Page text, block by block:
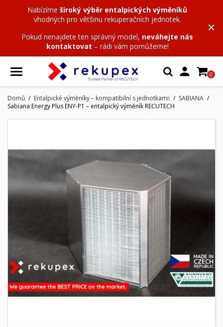
Nabízíme široký výběr entalpických výměníků
vhodných pro většinu rekuperačních jednotek.
Pokud nenajdete ten správný model, neváhejte nás
kontaktovat – rádi vám pomůžeme!
 0
Domů Entalpické výměníky – kompatibilní s jednotkami:
SABIANA
Sabiana Energy Plus ENY-P1 – entalpický výměník RECUTECH